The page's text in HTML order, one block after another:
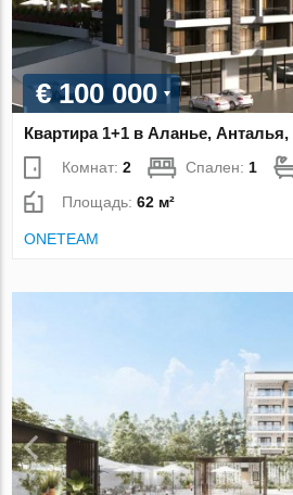
€ 100 000
Квартира 1+1 в Аланье,
Комнат:2 Спален: 1
Площадь:62 м²
ONETEAM